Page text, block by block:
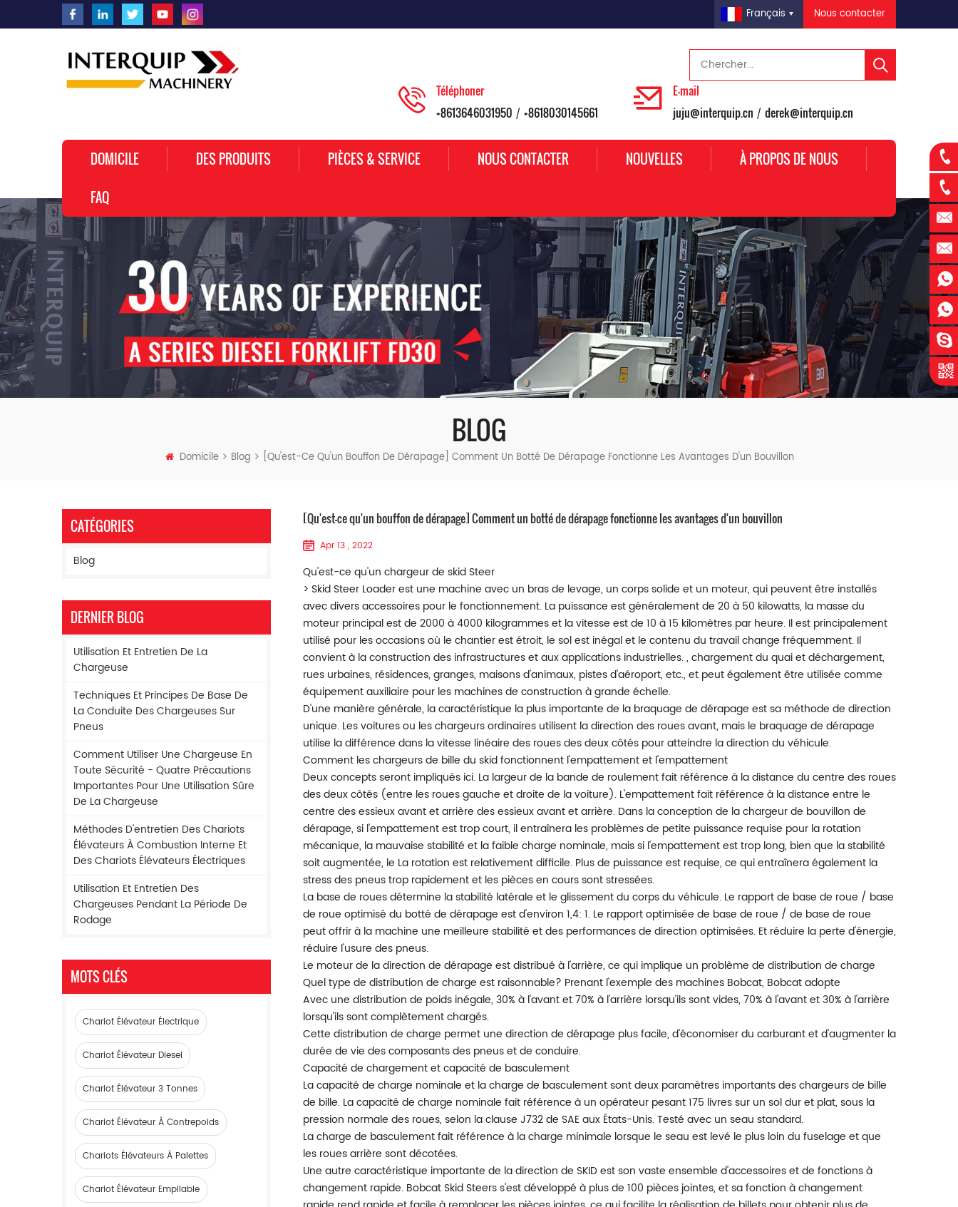
Nous contacter
Français
Téléphoner
+8613646031950 / +8618030145661
E-mail
juju@interquip.cn / derek@interquip.cn
DOMICILE DES PRODUITS PIÈCES & SERVICE NOUS CONTACTER NOUVELLES À PROPOS DE NOUS
FAQ
BLOG
Domicile Blog [Qu'est-Ce Qu'un Bouffon De Dérapage] Comment Un Botté De Dérapage Fonctionne Les Avantages D'un Bouvillon
[Qu'est-ce qu'un bouffon de dérapage] Comment un botté de dérapage fonctionne les avantages d'un bouvillon
Apr 13 , 2022
Qu'est-ce qu'un chargeur de skid Steer
> Skid Steer Loaderest une machine avec un bras de levage, un corps solide et un moteur, qui peuvent être installés
avec divers accessoires pour le fonctionnement. La puissance est généralement de 20 à 50 kilowatts, la masse du
moteur principal est de 2000 à 4000 kilogrammes et la vitesse est de 10 à 15 kilomètres par heure. Il est principalement
utilisé pour les occasions où le chantier est étroit, le sol est inégal et le contenu du travail change fréquemment. Il
convient à la construction des infrastructures et aux applications industrielles. , chargement du quai et déchargement,
rues urbaines, résidences, granges, maisons d'animaux, pistes d'aéroport, etc., et peut également être utilisée comme
équipement auxiliaire pour les machines de construction à grande échelle.
D'une manière générale, la caractéristique la plus importante de la braquage de dérapage est sa méthode de direction
unique. Les voitures ou les chargeurs ordinaires utilisent la direction des roues avant, mais le braquage de dérapage
utilise la différence dans la vitesse linéaire des roues des deux côtés pour atteindre la direction du véhicule.
Comment les chargeurs de bille du skid fonctionnent l'empattement et l'empattement
Deux concepts seront impliqués ici. La largeur de la bande de roulement fait référence à la distance du centre des roues
des deux côtés (entre les roues gauche et droite de la voiture). L'empattement fait référence à la distance entre le
centre des essieux avant et arrière des essieux avant et arrière. Dans la conception de la chargeur de bouvillon de
dérapage, si l'empattement est trop court, il entraînera les problèmes de petite puissance requise pour la rotation
mécanique, la mauvaise stabilité et la faible charge nominale, mais si l'empattement est trop long, bien que la stabilité
soit augmentée, le La rotation est relativement difficile. Plus de puissance est requise, ce qui entraînera également la
stress des pneus trop rapidement et les pièces en cours sont stressées.
La base de roues détermine la stabilité latérale et le glissement du corps du véhicule. Le rapport de base de roue / base
de roue optimisé du botté de dérapage est d'environ 1,4: 1. Le rapport optimisée de base de roue / de base de roue
peut offrir à la machine une meilleure stabilité et des performances de direction optimisées. Et réduire la perte d'énergie,
réduire l'usure des pneus.
Le moteur de la direction de dérapage est distribué à l'arrière, ce qui implique un problème de distribution de charge
Quel type de distribution de charge est raisonnable? Prenant l'exemple des machines Bobcat, Bobcat adopte
Avec une distribution de poids inégale, 30% à l'avant et 70% à l'arrière lorsqu'ils sont vides, 70% à l'avant et 30% à l'arrière
lorsqu'ils sont complètement chargés.
Cette distribution de charge permet une direction de dérapage plus facile, d'économiser du carburant et d'augmenter la
durée de vie des composants des pneus et de conduire.
Capacité de chargement et capacité de basculement
La capacité de charge nominale et la charge de basculement sont deux paramètres importants des chargeurs de bille
de bille. La capacité de charge nominale fait référence à un opérateur pesant 175 livres sur un sol dur et plat, sous la
pression normale des roues, selon la clause J732 de SAE aux États-Unis. Testé avec un seau standard.
La charge de basculement fait référence à la charge minimale lorsque le seau est levé le plus loin du fuselage et que
les roues arrière sont décotées.
Une autre caractéristique importante de la direction de SKID est son vaste ensemble d'accessoires et de fonctions à
changement rapide. Bobcat Skid Steers s'est développé à plus de 100 pièces jointes, et sa fonction à changement
CATÉGORIES
Blog
DERNIER BLOG
Utilisation Et Entretien De La
Chargeuse
Techniques Et Principes De Base De
La Conduite Des Chargeuses Sur
Pneus
Comment Utiliser Une Chargeuse En
Toute Sécurité - Quatre Précautions
Importantes Pour Une Utilisation Sûre
De La Chargeuse
Méthodes D'entretien Des Chariots
Élévateurs À Combustion Interne Et
Des Chariots Élévateurs Électriques
Utilisation Et Entretien Des
Chargeuses Pendant La Période De
Rodage
MOTS CLÉS
Chariot Élévateur Électrique
Chariot Élévateur Diesel
Chariot Élévateur 3 Tonnes
Chariot Élévateur À Contrepoids
Chariots Élévateurs À Palettes
Chariot Élévateur Empilable